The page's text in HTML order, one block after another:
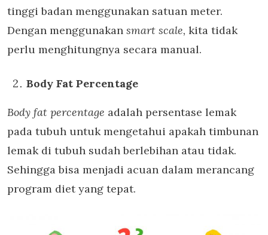
tinggi badan menggunakan satuan meter.
Dengan menggunakan smart scale, kita tidak
perlu menghitungnya secara manual.
Body Fat Percentage
Body fat percentage adalah persentase lemak
pada tubuh untuk mengetahui apakah timbunan
lemak di tubuh sudah berlebihan atau tidak.
Sehingga bisa menjadi acuan dalam merancang
program diet yang tepat.